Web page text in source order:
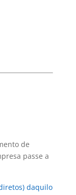
de
passe a
daquilo